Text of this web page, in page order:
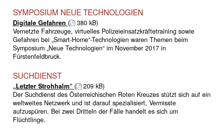
SYMPOSIUM NEUE TECHNOLOGIEN
Digitale Gefahren (
380 kB)
Vernetzte Fahrzeuge, virtuelles Polizeieinsatzkräftetraining sowie
Gefahren bei „Smart-Home“-Technologien waren Themen beim
Symposium „Neue Technologien“ im November 2017 in
Fürstenfeldbruck.
SUCHDIENST
„Letzter Strohhalm“ (
209 kB)
Der Suchdienst des Österreichischen Roten Kreuzes stützt sich auf ein
weltweites Netzwerk und ist darauf spezialisiert, Vermisste
aufzuspüren. Bei zwei Dritteln der Fälle handelt es sich um
Flüchtlinge.